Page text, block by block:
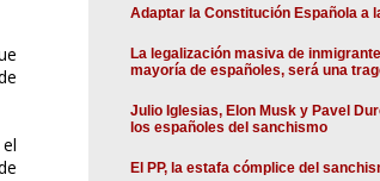
Adaptar la Constitución Española a
La legalización masiva de
mayoría de españoles, será una
Julio Iglesias, Elon Musk y Pavel
los españoles del sanchismo
El PP, la estafa cómplice del